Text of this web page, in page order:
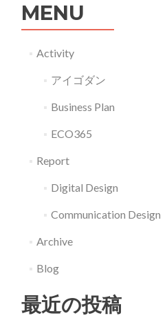
MENU
Activity
アイゴダン
Business Plan
ECO365
Report
Digital Design
Communication Design
Archive
Blog
最近の投稿